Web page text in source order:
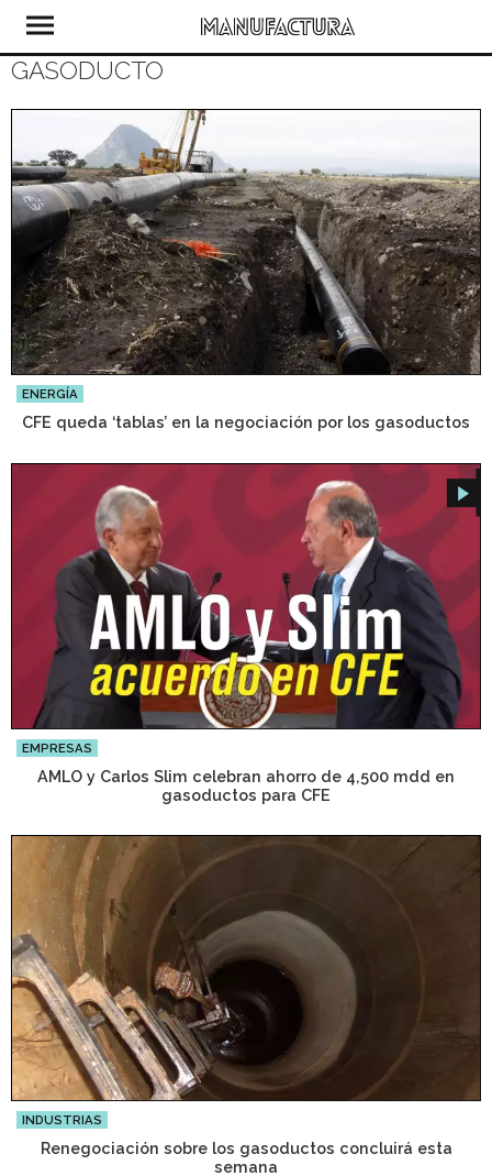
GASODUCTO
ENERGÍA
CFE queda ‘tablas’ en la negociación por los gasoductos
EMPRESAS
AMLO y Carlos Slim celebran ahorro de 4,500 mdd en
gasoductos para CFE
INDUSTRIAS
Renegociación sobre los gasoductos concluirá esta
semana